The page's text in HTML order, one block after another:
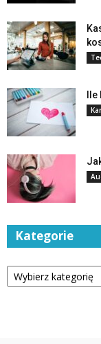
Kategorie
Kategorie